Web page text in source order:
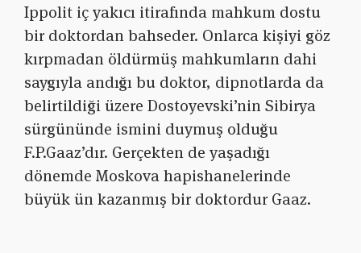
Ippolit iç yakıcı itirafında mahkum dostu
bir doktordan bahseder. Onlarca kişiyi göz
kırpmadan öldürmüş mahkumların dahi
saygıyla andığı bu doktor, dipnotlarda da
belirtildiği üzere Dostoyevski’nin Sibirya
sürgününde ismini duymuş olduğu
F.P.Gaaz’dır. Gerçekten de yaşadığı
dönemde Moskova hapishanelerinde
büyük ün kazanmış bir doktordur Gaaz.